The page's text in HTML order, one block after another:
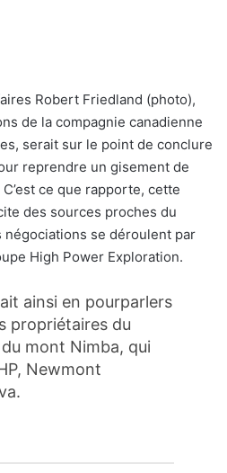
Robert Friedland (photo),
de la compagnie canadienne
serait sur le point de conclure
reprendre un gisement de
ce que rapporte, cette
des sources proches du
se déroulent par
High Power Exploration.
ainsi en pourparlers
propriétaires du
mont Nimba, qui
Newmont